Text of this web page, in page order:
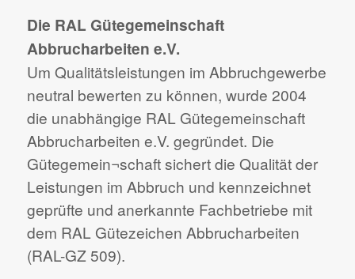
Die RAL Gütegemeinschaft
Abbrucharbeiten e.V.
Um Qualitätsleistungen im Abbruchgewerbe
neutral bewerten zu können, wurde 2004
die unabhängige RAL Gütegemeinschaft
Abbrucharbeiten e.V. gegründet. Die
Gütegemein¬schaft sichert die Qualität der
Leistungen im Abbruch und kennzeichnet
geprüfte und anerkannte Fachbetriebe mit
dem RAL Gütezeichen Abbrucharbeiten
(RAL-GZ 509).